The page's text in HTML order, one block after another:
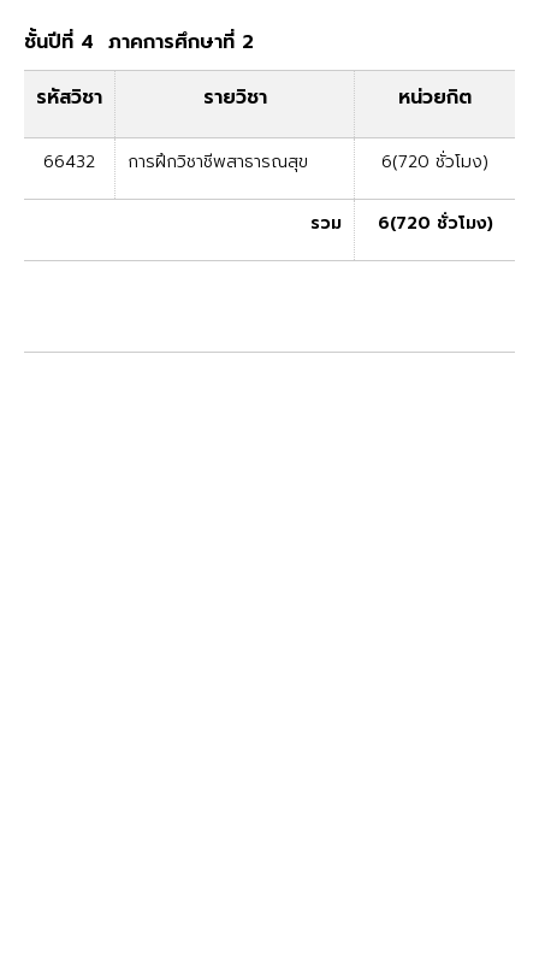
ชั้นปีที่ 4 ภาคการศึกษาที่ 2
รหัสวิชา
รายวิชา หน่วยกิต
66432 การฝึกวิชาชีพสาธารณสุข 6(720 ชั่วโมง)
รวม 6(720 ชั่วโมง)